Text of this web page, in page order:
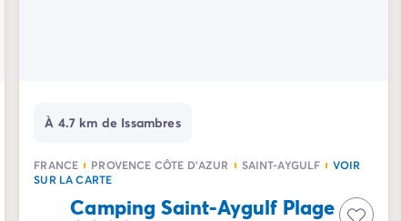
À 4.7 km de Issambres
FRANCE PROVENCE CÔTE D'AZUR SAINT-AYGULF
VOIR
SUR LA CARTE
Camping Saint-Aygulf Plage